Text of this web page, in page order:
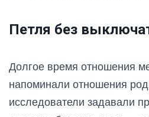
Петля без
Долгое время отношения
напоминали отношения
исследователи задавали